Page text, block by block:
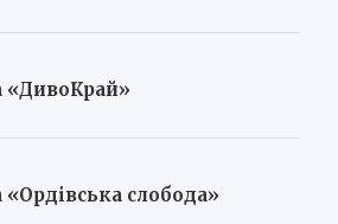
«ДивоКрай»
«Ордівська слобода»